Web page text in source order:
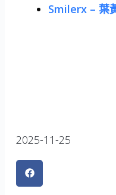
Smilerx – 葉
2025-11-25